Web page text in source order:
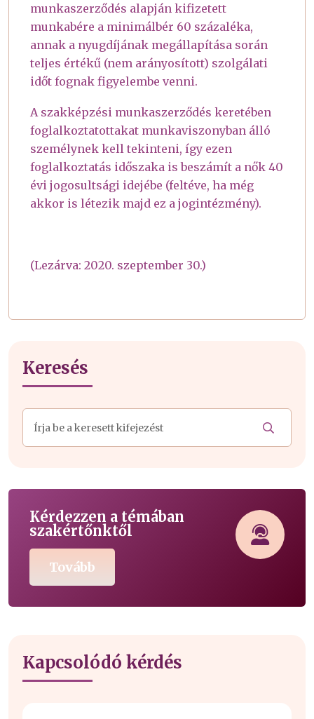
munkaszerződés alapján kifizetett
munkabére a minimálbér 60 százaléka,
annak a nyugdíjának megállapítása során
teljes értékű (nem arányosított) szolgálati
időt fognak figyelembe venni.
A szakképzési munkaszerződés keretében
foglalkoztatottakat munkaviszonyban álló
személynek kell tekinteni, így ezen
foglalkoztatás időszaka is beszámít a nők 40
évi jogosultsági idejébe (feltéve, ha még
akkor is létezik majd ez a jogintézmény).
(Lezárva: 2020. szeptember 30.)
Keresés
Kérdezzen a témában
szakértőnktől
Tovább
Kapcsolódó kérdés